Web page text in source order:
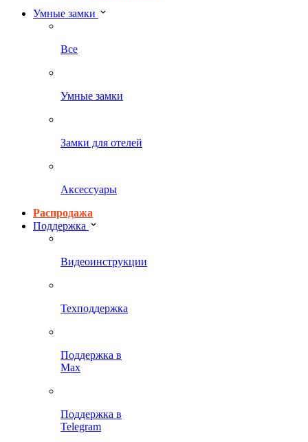
Умные замки
Все
Умные замки
Замки для отелей
Аксессуары
Распродажа
Поддержка
Видеоинструкции
Техподдержка
Поддержка в
Max
Поддержка в
Telegram